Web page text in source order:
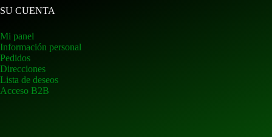
SU CUENTA
Mi panel
Información personal
Pedidos
Direcciones
Lista de deseos
Acceso B2B